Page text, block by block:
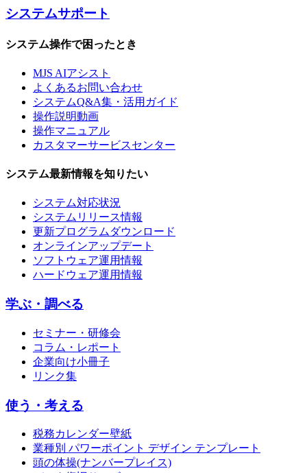
システムサポート
システム操作で困ったとき
MJS AIアシスト
よくあるお問い合わせ
システムQ&A集・活用ガイド
操作説明動画
操作マニュアル
カスタマーサービスセンター
システム最新情報を知りたい
システム対応状況
システムリリース情報
更新プログラムダウンロード
オンラインアップデート
ソフトウェア運用情報
ハードウェア運用情報
学ぶ・調べる
セミナー・研修会
コラム・レポート
企業向け小冊子
リンク集
使う・考える
税務カレンダー壁紙
業種別 パワーポイント デザイン テンプレート
頭の体操(ナンバープレイス)